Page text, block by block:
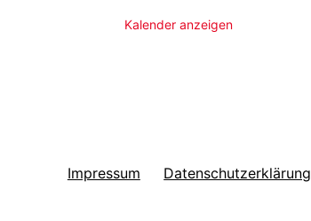
Kalender anzeigen
Impressum Datenschutzerklärung